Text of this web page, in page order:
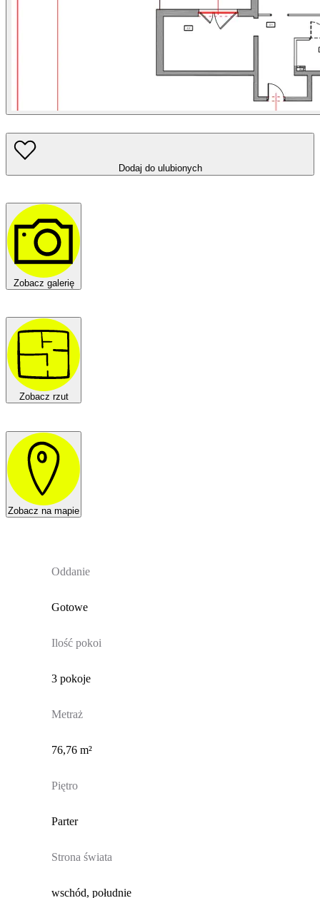
Dodaj do ulubionych
Zobacz galerię
Zobacz rzut
Zobacz na mapie
Oddanie
Gotowe
Ilość pokoi
3 pokoje
Metraż
76,76 m²
Piętro
Parter
Strona świata
wschód, południe